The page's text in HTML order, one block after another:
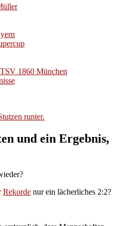
1860 München
und ein Ergebnis,
Rekorde nur ein lächerliches 2:2?